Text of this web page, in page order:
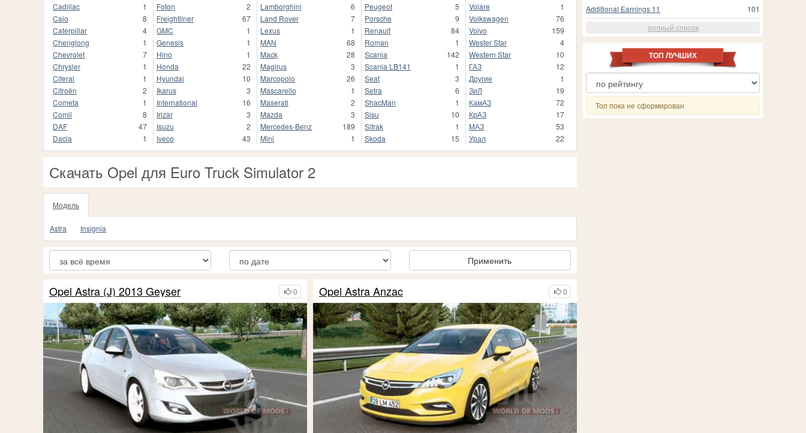
Cadillac
1
Caio
8
Caterpillar
4
Chenglong
1
Chevrolet
7
Chrysler
1
Ciferal
1
Citroën
2
Cometa
1
Comil
8
DAF
47
Dacia
1
Foton
2
Freightliner
67
GMC
1
Genesis
1
Hino
1
Honda
22
Hyundai
10
Ikarus
3
International
16
Irizar
3
Isuzu
2
Iveco
43
Lamborghini
6
Land Rover
7
Lexus
1
MAN
68
Mack
28
Magirus
3
Marcopolo
26
Mascarello
1
Maserati
2
Mazda
3
Mercedes-Benz
189
Mini
1
Peugeot
5
Porsche
9
Renault
84
Roman
1
Scania
142
Scania LB141
1
Seat
3
Setra
6
ShacMan
1
Sisu
10
Sitrak
1
Skoda
15
Volare
1
Volkswagen
76
Volvo
159
Wester Star
4
Western Star
10
ГАЗ
12
Другие
1
ЗиЛ
19
КамАЗ
72
КрАЗ
17
МАЗ
53
Урал
22
Скачать Opel для Euro Truck Simulator 2
Модель
Astra Insignia
Применить
0
Opel Astra (J) 2013 Geyser 0
Opel Astra Anzac
101
Additional Earnings 11
полный список
ТОП ЛУЧШИХ
Топ пока не сформирован